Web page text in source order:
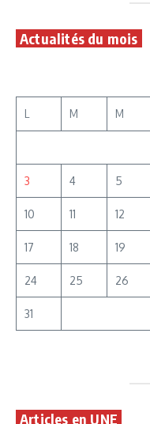
Actualités du mois
L M M
3 4 5
10 11 12
17 18 19
24 25 26
31
Articles en UNE